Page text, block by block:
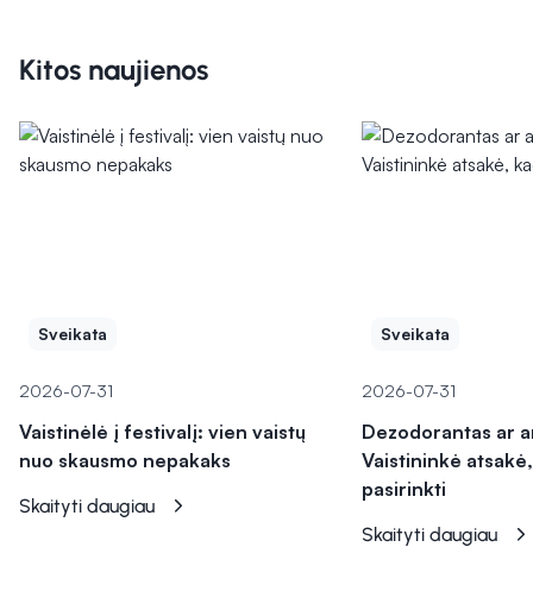
Kitos naujienos
Sveikata
2026-07-31
Vaistinėlė į festivalį: vien vaistų
nuo skausmo nepakaks
Skaityti daugiau
Sveikata
2026-07-31
Dezodorantas ar
Vaistininkė
pasirinkti
Skaityti daugiau